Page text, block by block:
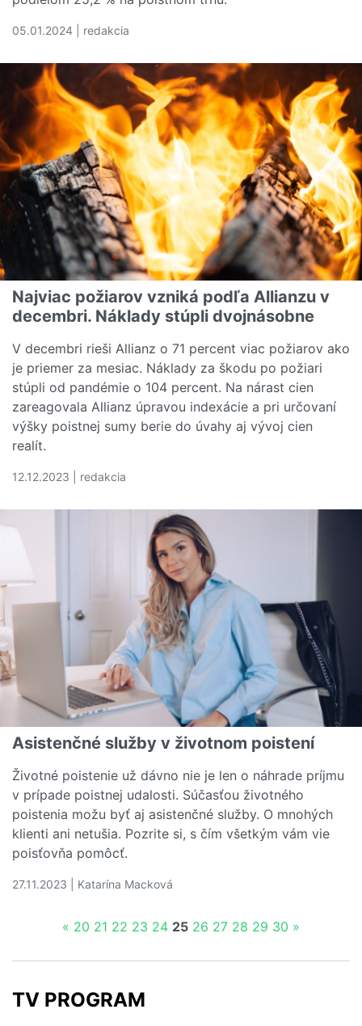
05.01.2024 | redakcia
Najviac požiarov vzniká podľa Allianzu v
decembri. Náklady stúpli dvojnásobne
V decembri rieši Allianz o 71 percent viac požiarov ako
je priemer za mesiac. Náklady za škodu po požiari
stúpli od pandémie o 104 percent. Na nárast cien
zareagovala Allianz úpravou indexácie a pri určovaní
výšky poistnej sumy berie do úvahy aj vývoj cien
realít.
12.12.2023 | redakcia
Asistenčné služby v životnom poistení
Životné poistenie už dávno nie je len o náhrade príjmu
v prípade poistnej udalosti. Súčasťou životného
poistenia možu byť aj asistenčné služby. O mnohých
klienti ani netušia. Pozrite si, s čím všetkým vám vie
poisťovňa pomôcť.
27.11.2023 | Katarína Macková
« 20 21 22 23 24 25 26 27 28 29 30 »
TV PROGRAM